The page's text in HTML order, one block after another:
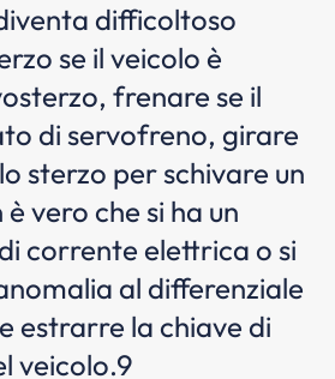
difficoltoso
se il veicolo è
frenare se il
di servofreno, girare
sterzo per schivare un
vero che si ha un
corrente elettrica o si
al differenziale
estrarre la chiave di
veicolo.9